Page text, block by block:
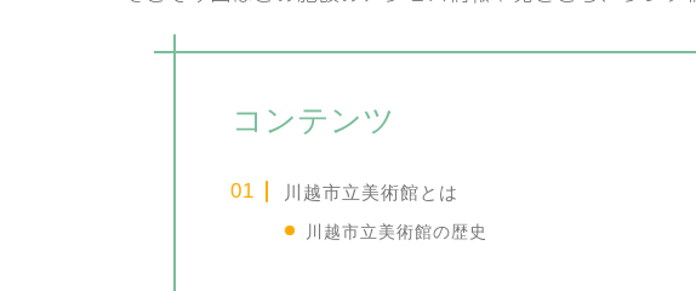
コンテンツ
川越市立美術館とは
川越市立美術館の歴史